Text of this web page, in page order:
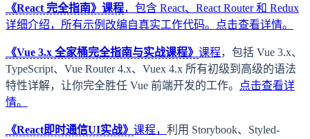
《React 完全指南》课程，包含 React、React Router 和 Redux
详细介绍，所有示例改编自真实工作代码。
点击查看详情。
《Vue 3.x 全家桶完全指南与实战课程》 课程，包括 Vue 3.x、
TypeScript、Vue Router 4.x、Vuex 4.x 所有初级到高级的语法
特性详解，让你完全胜任 Vue 前端开发的工作。
点击查看详
情。
《React即时通信UI实战》 课程， 利用 Storybook、Styled-